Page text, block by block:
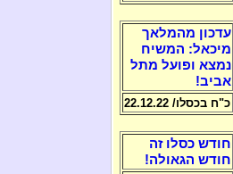
עדכון מהמלאך
מיכאל: המשיח
נמצא ופועל מתל
אביב!
כ"ח בכסלו/ 22.12.22
חודש כסלו זה
חודש הגאולה!